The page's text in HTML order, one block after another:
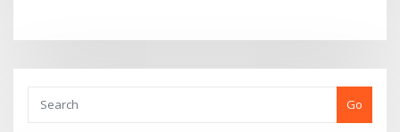
Go